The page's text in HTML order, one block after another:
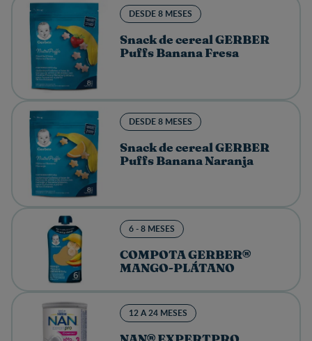
DESDE 8 MESES
Snack de cereal GERBER
Puffs Banana Fresa
DESDE 8 MESES
Snack de cereal GERBER
Puffs Banana Naranja
6 - 8 MESES
COMPOTA GERBER®
MANGO-PLÁTANO
12 A 24 MESES